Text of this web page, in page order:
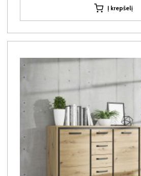
Į krepšelį